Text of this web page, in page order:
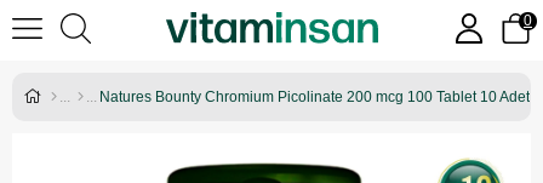
0
Natures Bounty Chromium Picolinate 200 mcg 100 Tablet 10 Adet